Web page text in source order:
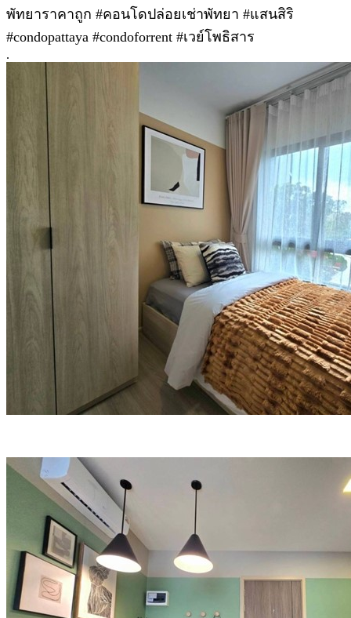
พัทยาราคาถูก #คอนโดปล่อยเช่าพัทยา #แสนสิริ
#condopattaya #condoforrent #เวย์โพธิสาร
.